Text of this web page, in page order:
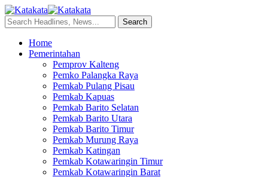
Home
Pemerintahan
Pemprov Kalteng
Pemko Palangka Raya
Pemkab Pulang Pisau
Pemkab Kapuas
Pemkab Barito Selatan
Pemkab Barito Utara
Pemkab Barito Timur
Pemkab Murung Raya
Pemkab Katingan
Pemkab Kotawaringin Timur
Pemkab Kotawaringin Barat